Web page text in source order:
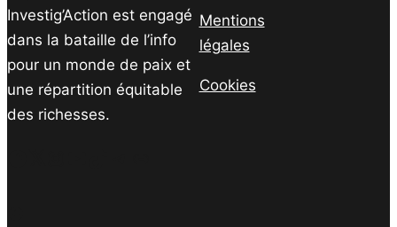
Investig’Action est engagé
dans la bataille de l’info
pour un monde de paix et
une répartition équitable
des richesses.
Mentions
légales
Cookies